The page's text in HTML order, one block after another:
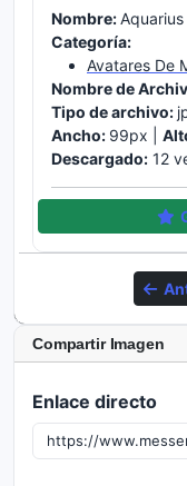
Nombre:Aquarius
Categoría:
Avatares De
Nombre de
Tipo de archivo:
Ancho: 99px |
Descargado: 12
Compartir Imagen
Enlace directo